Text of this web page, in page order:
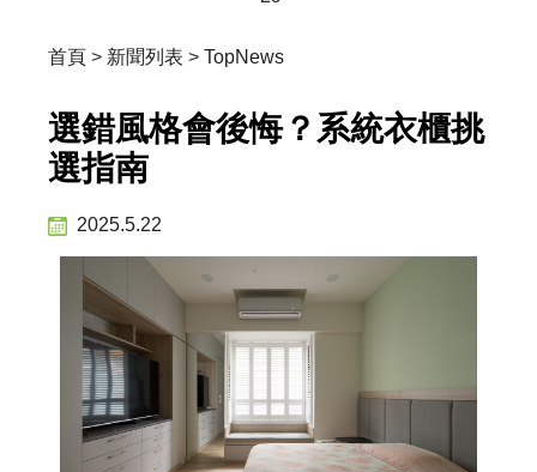
首頁 > 新聞列表 > TopNews
選錯風格會後悔？系統衣櫃挑
選指南
2025.5.22